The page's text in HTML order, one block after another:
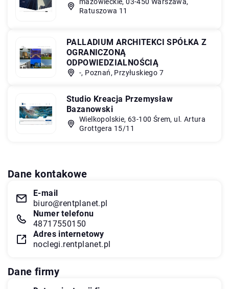
Ratuszowa 11
PALLADIUM ARCHITEKCI SPÓŁKA Z
OGRANICZONĄ
ODPOWIEDZIALNOŚCIĄ
-, Poznań, Przyłuskiego 7
Studio Kreacja Przemysław
Bazanowski
Wielkopolskie, 63-100 Śrem, ul. Artura
Grottgera 15/11
Dane kontakowe
E-mail
biuro@rentplanet.pl
Numer telefonu
48717550150
Adres internetowy
noclegi.rentplanet.pl
Dane firmy